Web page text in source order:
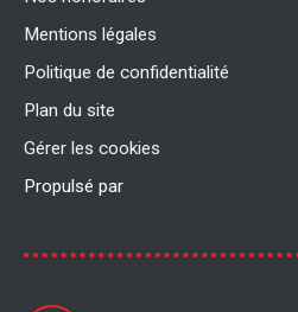
Mentions légales
Politique de confidentialité
Plan du site
Gérer les cookies
Propulsé par